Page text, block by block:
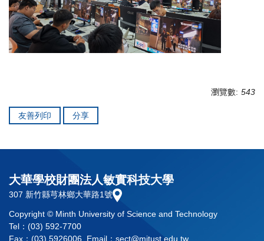
瀏覽數: 543
友善列印 分享
大華學校財團法人敏實科技大學
307 新竹縣芎林鄉大華路1號
Copyright © Minth University of Science and Technology
Tel：(03) 592-7700
Fax：(03) 5926006 Email：sect@mitust.edu.tw